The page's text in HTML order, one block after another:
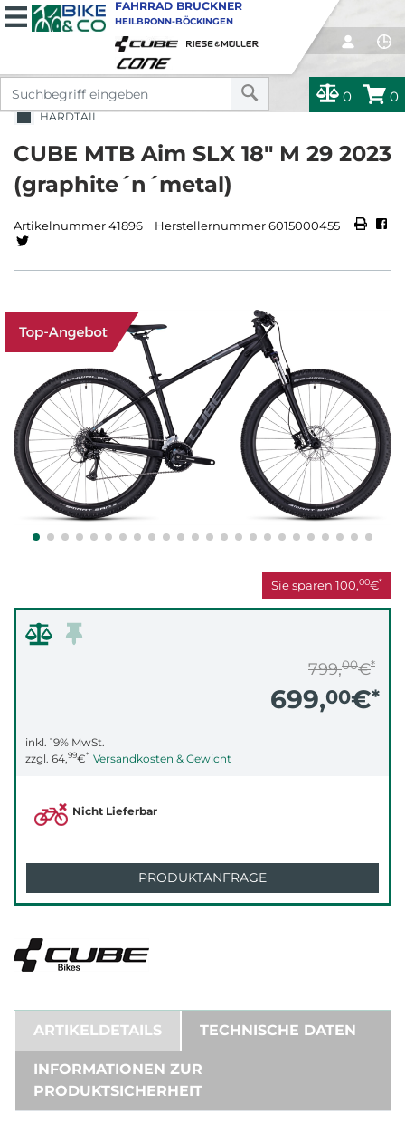
0 0
FAHRRAD BRUCKNER
HEILBRONN-BÖCKINGEN
HARDTAIL
CUBE MTB Aim SLX 18" M 29 2023
(graphite´n´metal)
Artikelnummer 41896 Herstellernummer 6015000455
Sie sparen 100,00€*
799,00€*
699,00€*
inkl. 19% MwSt.
zzgl. 64,99€* Versandkosten & Gewicht
Nicht Lieferbar
PRODUKTANFRAGE
ARTIKELDETAILS TECHNISCHE DATEN
INFORMATIONEN ZUR
PRODUKTSICHERHEIT